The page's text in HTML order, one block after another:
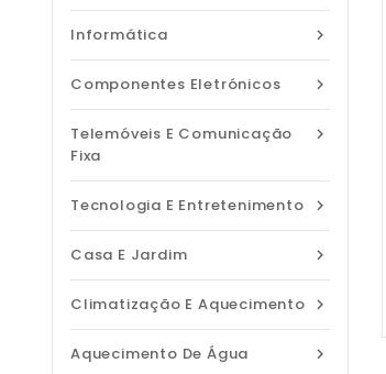

Informática

Componentes Eletrónicos

Telemóveis E Comunicação
Fixa

Tecnologia E Entretenimento

Casa E Jardim

Climatização E Aquecimento

Aquecimento De Água